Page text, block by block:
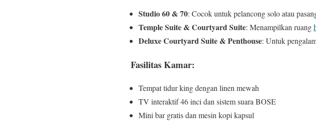
Studio 60 & 70: Cocok untuk pelancong solo atau
Temple Suite & Courtyard Suite: Menampilkan ruang
Deluxe Courtyard Suite & Penthouse: Untuk
Fasilitas Kamar:
Tempat tidur king dengan linen mewah
TV interaktif 46 inci dan sistem suara BOSE
Mini bar gratis dan mesin kopi kapsul